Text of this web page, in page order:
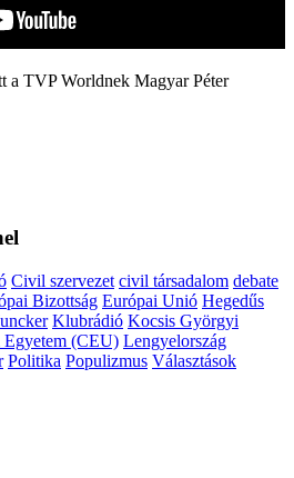
a TVP Worldnek Magyar Péter
Civil szervezet civil társadalom debate
Bizottság Európai Unió Hegedűs
Klubrádió Kocsis Györgyi
(CEU) Lengyelország
Politika Populizmus Választások